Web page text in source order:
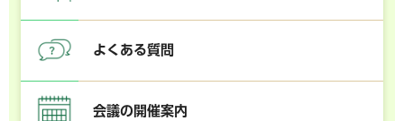
よくある質問
会議の開催案内